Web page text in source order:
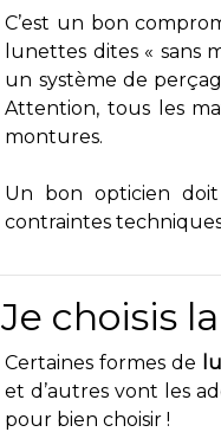
C’est un bon
lunettes dites « sans
un système de
Attention, tous les
montures.
Un bon opticien
contraintes
Je choisis
Certaines formes de
et d’autres vont les
pour bien choisir !